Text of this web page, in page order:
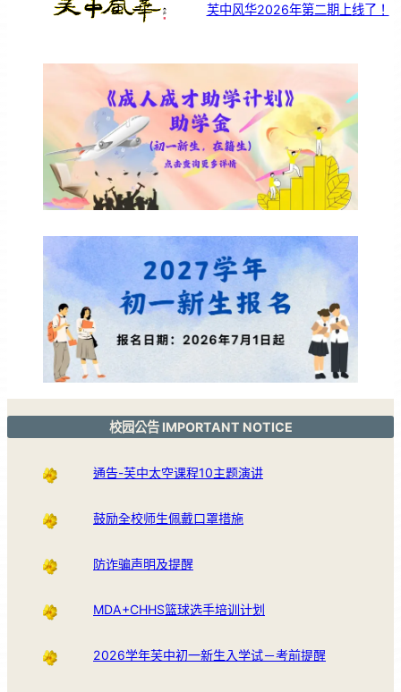
芙中风华2026年第二期上线了！
校园公告 IMPORTANT NOTICE
通告-芙中太空课程10主题演讲
鼓励全校师生佩戴口罩措施
防诈骗声明及提醒
MDA+CHHS篮球选手培训计划
2026学年芙中初一新生入学试－考前提醒